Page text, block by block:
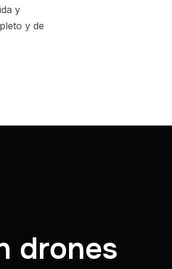
y
y de
drones